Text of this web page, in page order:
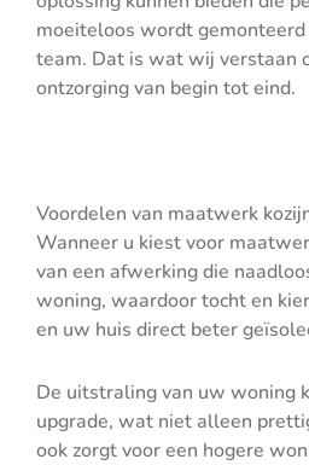
moeiteloos wordt gemonteerd
team. Dat is wat wij verstaan
ontzorging van begin tot eind.
Voordelen van maatwerk
Wanneer u kiest voor
van een afwerking die
woning, waardoor tocht en
en uw huis direct beter
De uitstraling van uw woning
upgrade, wat niet alleen
ook zorgt voor een hogere